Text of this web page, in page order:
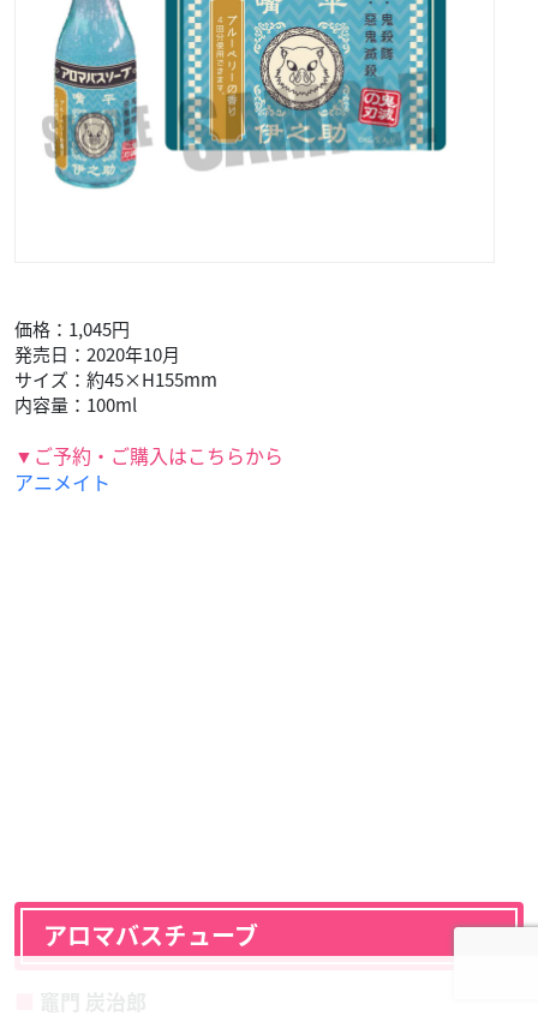
価格：1,045円
発売日：2020年10月
サイズ：約45×H155mm
内容量：100ml
▼ご予約・ご購入はこちらから
アニメイト
アロマバスチューブ